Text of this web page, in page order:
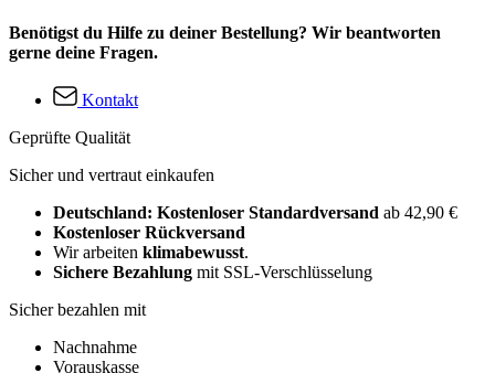
Benötigst du Hilfe zu deiner Bestellung? Wir beantworten
gerne deine Fragen.
Kontakt
Geprüfte Qualität
Sicher und vertraut einkaufen
Deutschland: Kostenloser Standardversand ab 42,90 €
Kostenloser Rückversand
Wir arbeiten klimabewusst.
Sichere Bezahlung mit SSL-Verschlüsselung
Sicher bezahlen mit
Nachnahme
Vorauskasse